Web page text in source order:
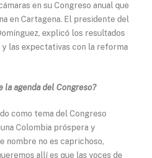
en su Congreso anual que
en Cartagena. El presidente del
explicó los resultados
y las expectativas con la reforma
la agenda del Congreso?
como tema del Congreso
Colombia próspera y
nombre no es caprichoso,
allí es que las voces de